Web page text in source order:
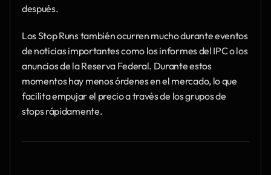
después.
Los Stop Runs también ocurren mucho durante eventos
de noticias importantes como los informes del IPC o los
anuncios de la Reserva Federal. Durante estos
momentos hay menos órdenes en el mercado, lo que
facilita empujar el precio a través de los grupos de
stops rápidamente.